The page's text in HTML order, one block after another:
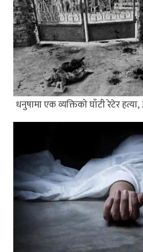
धनुषामा एक व्यक्तिको घाँटी रेटेर